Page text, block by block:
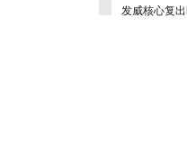
发威核心复